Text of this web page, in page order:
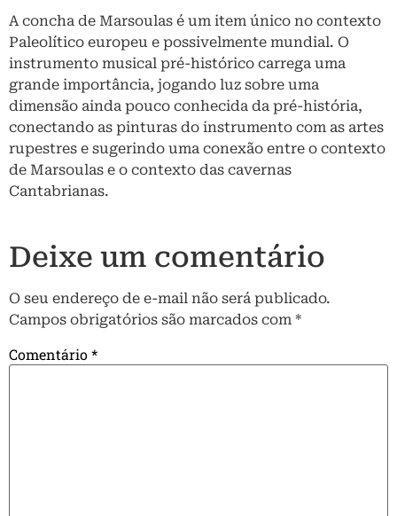
A concha de Marsoulas é um item único no contexto
Paleolítico europeu e possivelmente mundial. O
instrumento musical pré-histórico carrega uma
grande importância, jogando luz sobre uma
dimensão ainda pouco conhecida da pré-história,
conectando as pinturas do instrumento com as artes
rupestres e sugerindo uma conexão entre o contexto
de Marsoulas e o contexto das cavernas
Cantabrianas.
Deixe um comentário
O seu endereço de e-mail não será publicado.
Campos obrigatórios são marcados com *
Comentário*